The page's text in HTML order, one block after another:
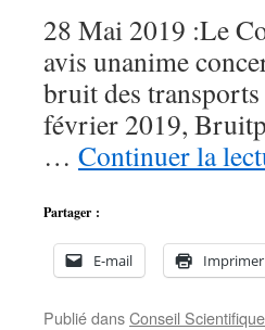
28 Mai 2019 :Le
avis unanime
bruit des
février 2019,
… Continuer la
Partager :
E-mail Imprimer
Publié dansConseil